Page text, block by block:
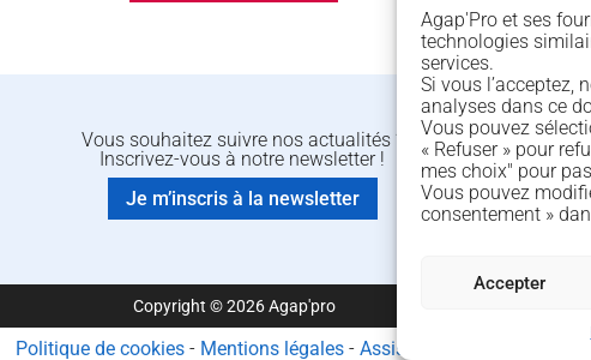
Agap'Pro et ses
technologies
services.
Si vous l’acceptez,
analyses dans ce
Vous pouvez
« Refuser » pour
mes choix" pour
Vous pouvez
consentement »
Accepter
Vous souhaitez suivre nos actualités ?
Inscrivez-vous à notre newsletter !
Je m’inscris à la newsletter
Copyright © 2026 Agap'pro
Politique de cookies - Mentions légales - Assistance